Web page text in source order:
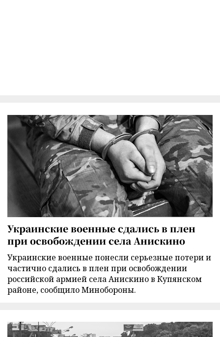
Украинские военные сдались в плен
при освобождении села Анискино
Украинские военные понесли серьезные потери и
частично сдались в плен при освобождении
российской армией села Анискино в Купянском
районе, сообщило Минобороны.